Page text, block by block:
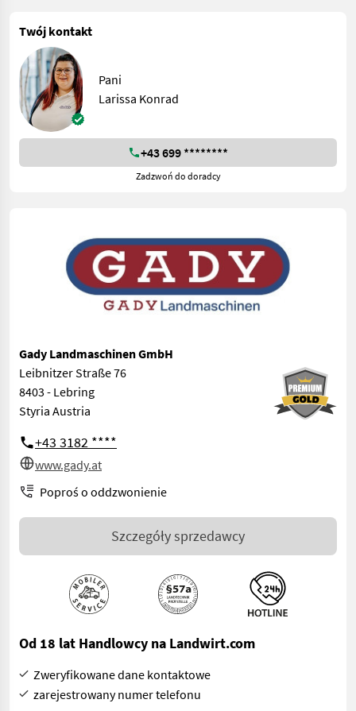
Twój kontakt
Pani
Larissa Konrad
+43 699 ********
Zadzwoń do doradcy
Gady Landmaschinen GmbH
Leibnitzer Straße 76
8403 - Lebring
Styria Austria
+43 3182 ****
www.gady.at
Poproś o oddzwonienie
Szczegóły sprzedawcy
Od 18 lat Handlowcy na Landwirt.com
Zweryfikowane dane kontaktowe
zarejestrowany numer telefonu